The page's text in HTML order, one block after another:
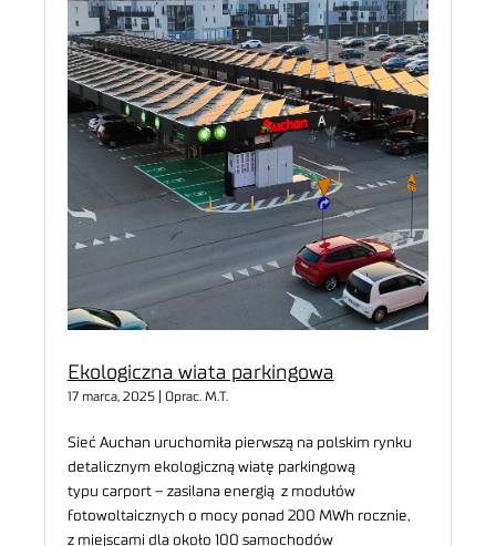
Ekologiczna wiata parkingowa
17 marca, 2025 | Oprac. M.T.
Sieć Auchan uruchomiła pierwszą na polskim rynku
detalicznym ekologiczną wiatę parkingową
typu carport – zasilana energią z modułów
fotowoltaicznych o mocy ponad 200 MWh rocznie,
z miejscami dla około 100 samochodów